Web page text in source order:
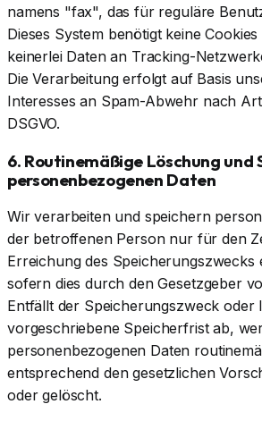
namens "fax", das für reguläre
Dieses System benötigt keine
keinerlei Daten an Tracking-
Die Verarbeitung erfolgt auf Basis
Interesses an Spam-Abwehr nach
DSGVO.
6. Routinemäßige Löschung und
personenbezogenen Daten
Wir verarbeiten und speichern
der betroffenen Person nur für den
Erreichung des
sofern dies durch den Gesetzgeber
Entfällt der Speicherungszweck oder
vorgeschriebene Speicherfrist ab,
personenbezogenen Daten
entsprechend den gesetzlichen
oder gelöscht.